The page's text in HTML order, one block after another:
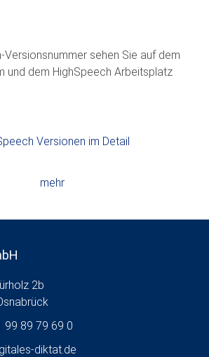
Versionsnummer sehen Sie auf dem
und dem HighSpeech Arbeitsplatz
Versionen im Detail
mehr
2b
99 89 79 69 0
diktat.de